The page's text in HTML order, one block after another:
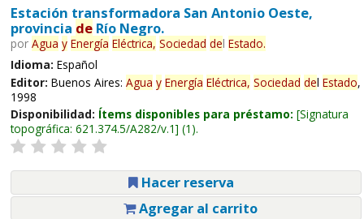
Estación transformadora San Antonio Oeste,
provincia deRío Negro.
por Agua y Energía Eléctrica, Sociedad del Estado.
Idioma: Español
Editor: Buenos Aires: Agua y Energía Eléctrica, Sociedad del Estado,
1998
Disponibilidad: Ítems disponibles para préstamo: Signatura
topográfica: 621.374.5/A282/v.1 (1).
Hacer reserva
Agregar al carrito